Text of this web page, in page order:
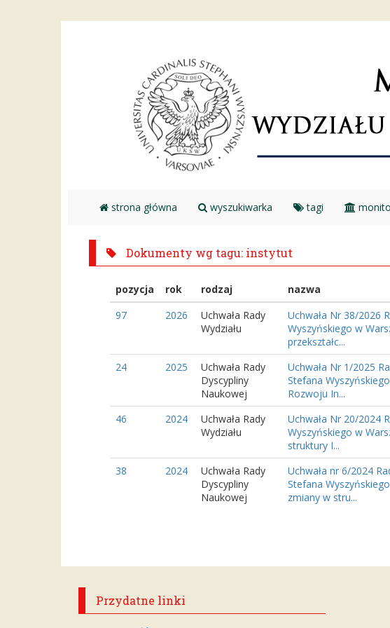
strona główna wyszukiwarka tagi
Dokumenty wg tagu: instytut
pozycja rok rodzaj nazwa
97
2026
Uchwała Rady
Wydziału
Uchwała Nr 38/2026
Wyszyńskiego w
przekształc...
24 2025
Uchwała Rady
Dyscypliny
Naukowej
Uchwała Nr 1/2025
Stefana
Rozwoju In...
46 2024
Uchwała Rady
Wydziału
Uchwała Nr 20/2024
Wyszyńskiego w
struktury I...
38 2024
Uchwała Rady
Dyscypliny
Naukowej
Uchwała nr 6/2024
Stefana
zmiany w stru...
Przydatne linki